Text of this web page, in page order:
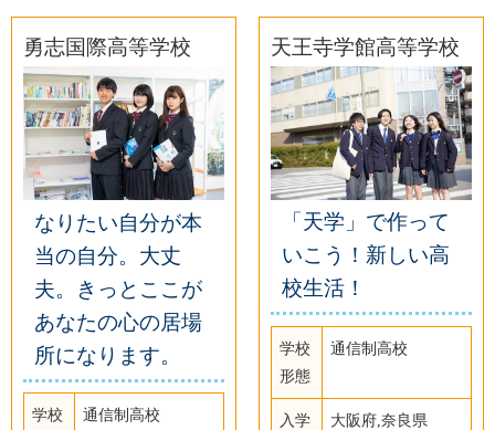
勇志国際高等学校
なりたい自分が本
当の自分。大丈
夫。きっとここが
あなたの心の居場
所になります。
学校
通信制高校
天王寺学館高等学校
「天学」で作って
いこう！新しい高
校生活！
学校
形態
通信制高校
入学
大阪府,奈良県